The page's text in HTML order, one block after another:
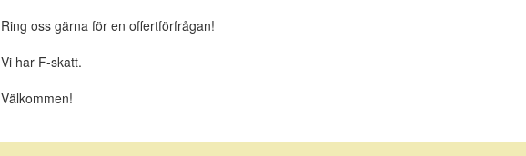
Ring oss gärna för en offertförfrågan!
Vi har F-skatt.
Välkommen!